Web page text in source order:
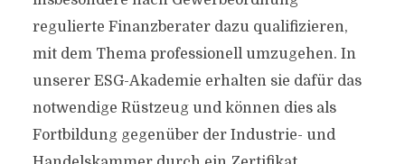
regulierte Finanzberater dazu qualifizieren,
mit dem Thema professionell umzugehen. In
unserer ESG-Akademie erhalten sie dafür das
notwendige Rüstzeug und können dies als
Fortbildung gegenüber der Industrie- und